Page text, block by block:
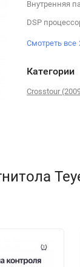
Внутренняя
DSP
Смотреть все
Категории
Crosstour